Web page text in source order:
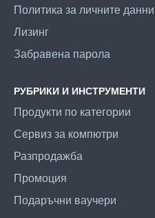
Политика за личните данни
Лизинг
Забравена парола
РУБРИКИ И ИНСТРУМЕНТИ
Продукти по категории
Сервиз за компютри
Разпродажба
Промоция
Подаръчни ваучери